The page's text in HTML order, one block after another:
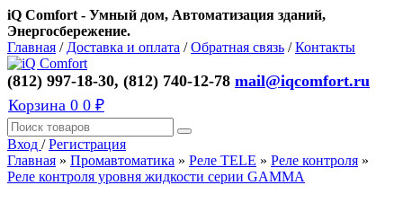
iQ Comfort - Умный дом, Автоматизация зданий,
Энергосбережение.
Главная / Доставка и оплата /Обратная связь /Контакты
(812) 997-18-30, (812) 740-12-78 mail@iqcomfort.ru
Корзина 0 0 ₽
Вход /Регистрация
Главная » Промавтоматика » Реле TELE » Реле контроля »
Реле контроля уровня жидкости серии GAMMA